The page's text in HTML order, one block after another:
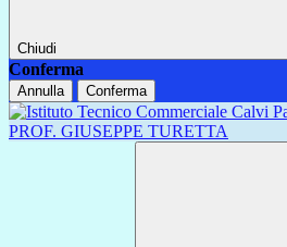
Chiudi
Conferma
Annulla Conferma